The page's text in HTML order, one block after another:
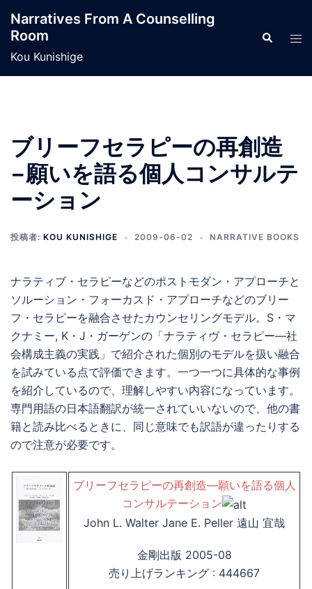
Narratives From A Counselling
Room
Kou Kunishige
検
索
ト
ル
ブリーフセラピーの再創造
−願いを語る個人コンサルテ
ーション
投稿者: KOU KUNISHIGE 2009-06-02 NARRATIVE BOOKS
ナラティブ・セラピーなどのポストモダン・アプローチと
ソルーション・フォーカスド・アプローチなどのブリー
フ・セラピーを融合させたカウンセリングモデル。S・マ
クナミー, K・J・ガーゲンの「ナラティヴ・セラピー—社
会構成主義の実践」で紹介された個別のモデルを扱い融合
を試みている点で評価できます。一つ一つに具体的な事例
を紹介しているので、理解しやすい内容になっています。
専門用語の日本語翻訳が統一されていいないので、他の書
籍と読み比べるときに、同じ意味でも訳語が違ったりする
ので注意が必要です。
ブリーフセラピーの再創造―願いを語る個人
コンサルテーション
John L. Walter Jane E. Peller 遠山 宜哉
金剛出版 2005-08
売り上げランキング : 444667